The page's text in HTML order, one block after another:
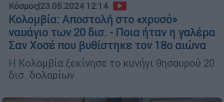
Κόσμος|23.05.2024 12:14
Κολομβία: Αποστολή στο «χρυσό»
ναυάγιο των 20 δισ. - Ποια ήταν η γαλέρα
Σαν Χοσέ που βυθίστηκε τον 18ο αιώνα
Η Κολομβία ξεκίνησε το κυνήγι θησαυρού 20
δισ. δολαρίων